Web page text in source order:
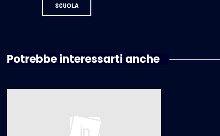
SCUOLA
Potrebbe interessarti anche